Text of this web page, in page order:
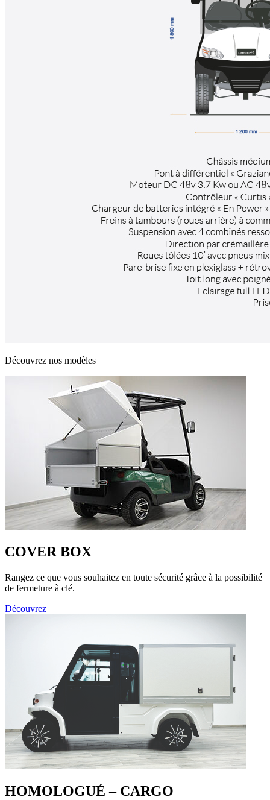
Découvrez nos modèles
COVER BOX
Rangez ce que vous souhaitez en toute sécurité grâce à la possibilité
de fermeture à clé.
Découvrez
HOMOLOGUÉ – CARGO